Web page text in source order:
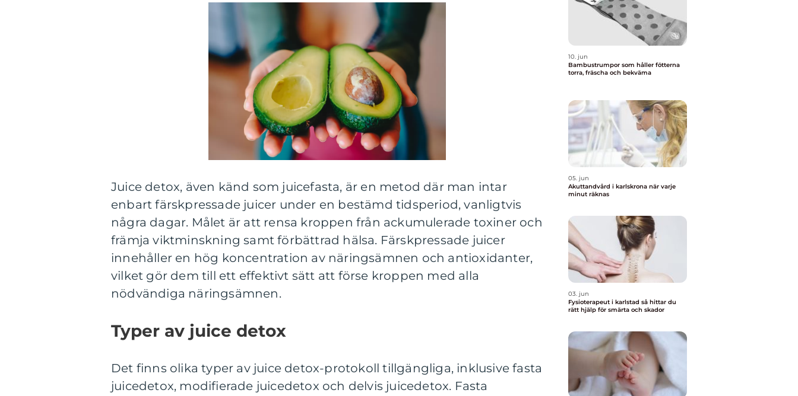
Juice detox, även känd som juicefasta, är en metod där man intar
enbart färskpressade juicer under en bestämd tidsperiod, vanligtvis
några dagar. Målet är att rensa kroppen från ackumulerade toxiner och
främja viktminskning samt förbättrad hälsa. Färskpressade juicer
innehåller en hög koncentration av näringsämnen och antioxidanter,
vilket gör dem till ett effektivt sätt att förse kroppen med alla
nödvändiga näringsämnen.
Typer av juice detox
Det finns olika typer av juice detox-protokoll tillgängliga, inklusive fasta
juicedetox, modifierade juicedetox och delvis juicedetox. Fasta
10. jun
Bambustrumpor som håller fötterna
torra, fräscha och bekväma
05. jun
Akuttandvård i karlskrona när varje
minut räknas
03. jun
Fysioterapeut i karlstad så hittar du
rätt hjälp för smärta och skador